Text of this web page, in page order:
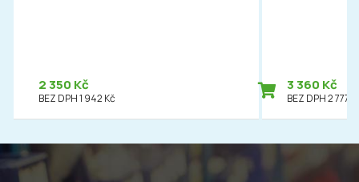
2 350 Kč
BEZ DPH 1 942 Kč
3 360 Kč
BEZ DPH 2 777